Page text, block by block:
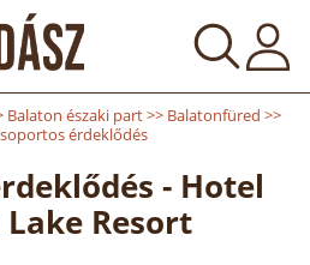
Balaton északi part>> Balatonfüred >>
érdeklődés
- Hotel
Resort